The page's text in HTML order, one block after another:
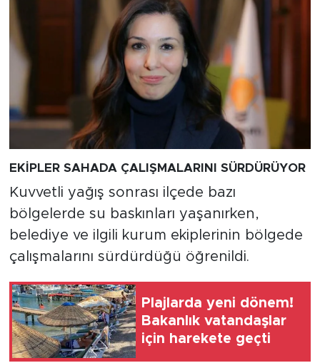
EKİPLER SAHADA ÇALIŞMALARINI SÜRDÜRÜYOR
Kuvvetli yağış sonrası ilçede bazı
bölgelerde su baskınları yaşanırken,
belediye ve ilgili kurum ekiplerinin bölgede
çalışmalarını sürdürdüğü öğrenildi.
Plajlarda yeni dönem!
Bakanlık vatandaşlar
için harekete geçti